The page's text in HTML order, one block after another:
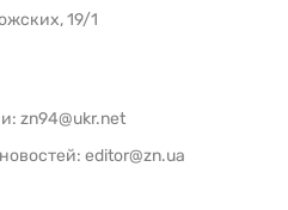
19/1
zn94@ukr.net
editor@zn.ua